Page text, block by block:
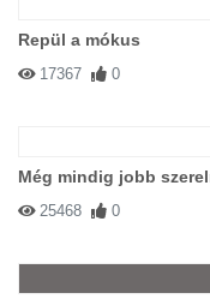
Repül a mókus
17367 0
Még mindig jobb
25468 0